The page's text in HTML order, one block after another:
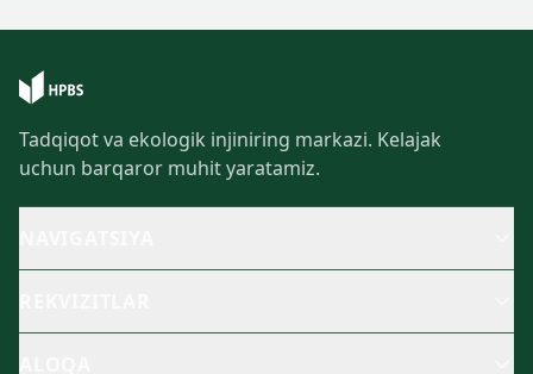
Tadqiqot va ekologik injiniring markazi. Kelajak
uchun barqaror muhit yaratamiz.